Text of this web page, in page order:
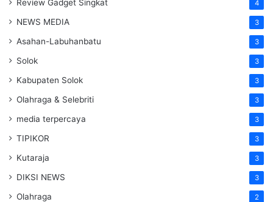
Review Gadget Singkat 4
NEWS MEDIA 3
Asahan-Labuhanbatu 3
Solok 3
Kabupaten Solok 3
Olahraga & Selebriti 3
media terpercaya 3
TIPIKOR 3
Kutaraja 3
DIKSI NEWS 3
Olahraga 2